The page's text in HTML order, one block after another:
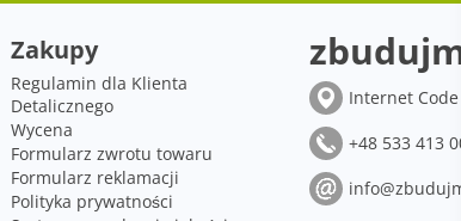
Zakupy
Regulamin dla Klienta
Detalicznego
Wycena
Formularz zwrotu towaru
Formularz reklamacji
Polityka prywatności
Internet Code
+48 533 413